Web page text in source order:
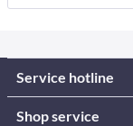
Service hotline
Shop service